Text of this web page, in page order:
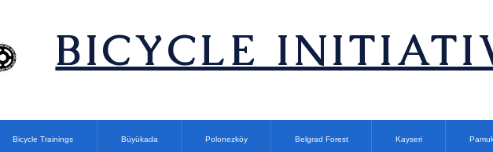
​BICYCLE
Bicycle Trainings Büyükada Polonezköy Belgrad Forest Kayseri